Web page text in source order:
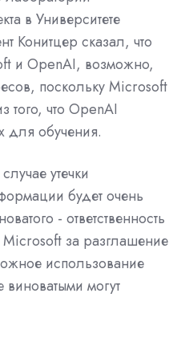
в Университете
Конитцер сказал, что
и OpenAI, возможно,
поскольку Microsoft
того, что OpenAI
для обучения.
утечки
будет очень
- ответственность
Microsoft за разглашение
использование
могут